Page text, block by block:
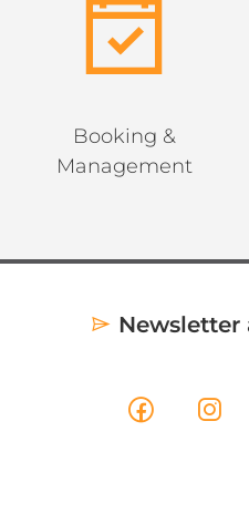
Booking &
Management
Newsletter